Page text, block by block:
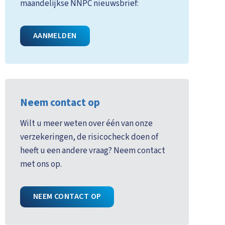
maandelijkse NNPC nieuwsbrief:
AANMELDEN
Neem contact op
Wilt u meer weten over één van onze
verzekeringen, de risicocheck doen of
heeft u een andere vraag? Neem contact
met ons op.
NEEM CONTACT OP